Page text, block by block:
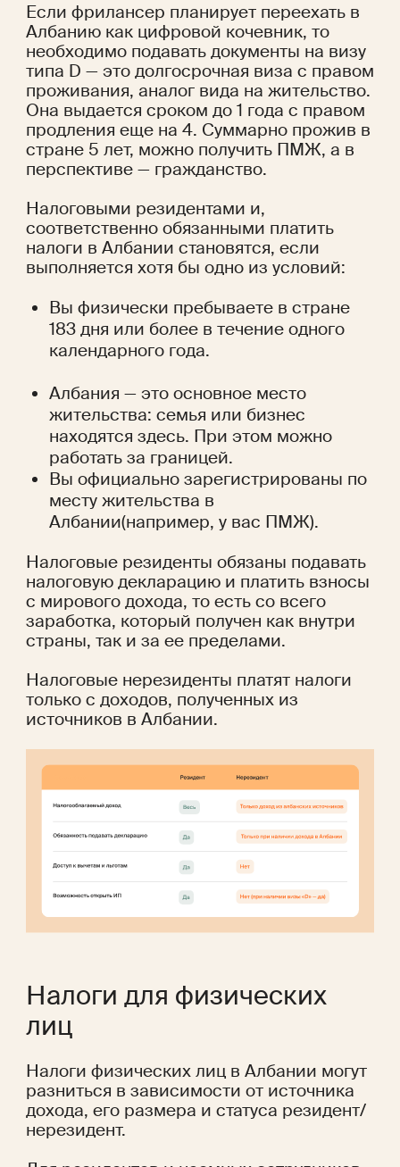
Если фрилансер планирует переехать в
Албанию как цифровой кочевник, то
необходимо подавать документы на визу
типа D — это долгосрочная виза с правом
проживания, аналог вида на жительство.
Она выдается сроком до 1 года с правом
продления еще на 4. Суммарно прожив в
стране 5 лет, можно получить ПМЖ, а в
перспективе — гражданство.
Налоговыми резидентами и,
соответственно обязанными платить
налоги в Албании становятся, если
выполняется хотя бы одно из условий:
Вы физически пребываете в стране
183 дня или более в течение одного
календарного года.
Албания — это основное место
жительства: семья или бизнес
находятся здесь. При этом можно
работать за границей.
Вы официально зарегистрированы по
месту жительства в
Албании(например, у вас ПМЖ).
Налоговые резиденты обязаны подавать
налоговую декларацию и платить взносы
с мирового дохода, то есть со всего
заработка, который получен как внутри
страны, так и за ее пределами.
Налоговые нерезиденты платят налоги
только с доходов, полученных из
источников в Албании.
Налоги для физических
лиц
Налоги физических лиц в Албании могут
разниться в зависимости от источника
дохода, его размера и статуса резидент/
нерезидент.